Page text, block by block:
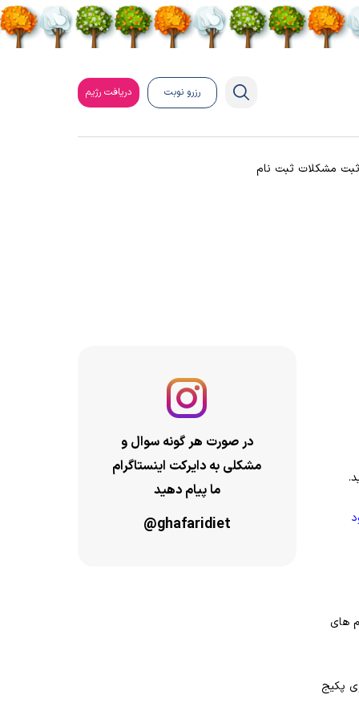
رزرو نوبت دریافت رژیم
ثبت مشکلات ثبت نام
های
پکیج
در صورت هر گونه سوال و
مشکلی به دایرکت اینستاگرام
ما پیام دهید
@ghafaridiet